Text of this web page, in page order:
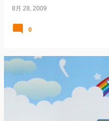
8月 28, 2009
0